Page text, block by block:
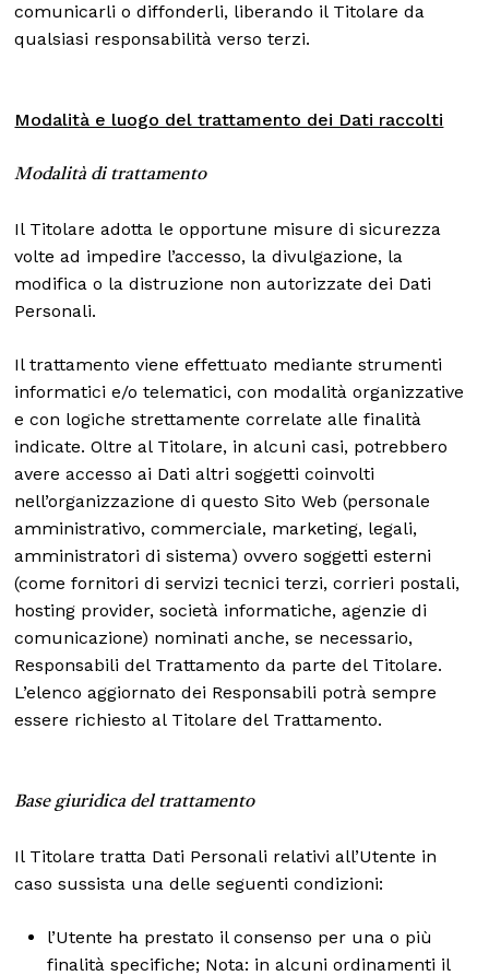
comunicarli o diffonderli, liberando il Titolare da
qualsiasi responsabilità verso terzi.
Modalità e luogo del trattamento dei Dati raccolti
Modalità di trattamento
Il Titolare adotta le opportune misure di sicurezza
volte ad impedire l’accesso, la divulgazione, la
modifica o la distruzione non autorizzate dei Dati
Personali.
Il trattamento viene effettuato mediante strumenti
informatici e/o telematici, con modalità organizzative
e con logiche strettamente correlate alle finalità
indicate. Oltre al Titolare, in alcuni casi, potrebbero
avere accesso ai Dati altri soggetti coinvolti
nell’organizzazione di questo Sito Web (personale
amministrativo, commerciale, marketing, legali,
amministratori di sistema) ovvero soggetti esterni
(come fornitori di servizi tecnici terzi, corrieri postali,
hosting provider, società informatiche, agenzie di
comunicazione) nominati anche, se necessario,
Responsabili del Trattamento da parte del Titolare.
L’elenco aggiornato dei Responsabili potrà sempre
essere richiesto al Titolare del Trattamento.
Base giuridica del trattamento
Il Titolare tratta Dati Personali relativi all’Utente in
caso sussista una delle seguenti condizioni:
l’Utente ha prestato il consenso per una o più
finalità specifiche; Nota: in alcuni ordinamenti il